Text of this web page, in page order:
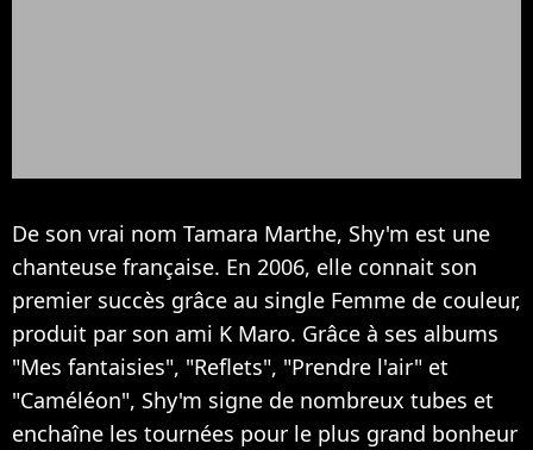
De son vrai nom Tamara Marthe, Shy'm est une
chanteuse française. En 2006, elle connait son
premier succès grâce au single Femme de couleur,
produit par son ami K Maro. Grâce à ses albums
"Mes fantaisies", "Reflets", "Prendre l'air" et
"Caméléon", Shy'm signe de nombreux tubes et
enchaîne les tournées pour le plus grand bonheur